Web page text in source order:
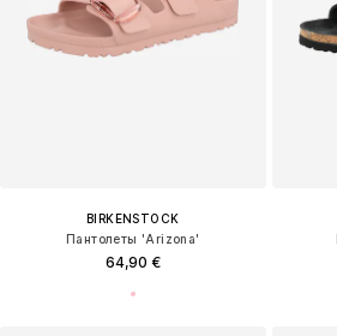
BIRKENSTOCK
Пантолеты 'Arizona'
64,90 €